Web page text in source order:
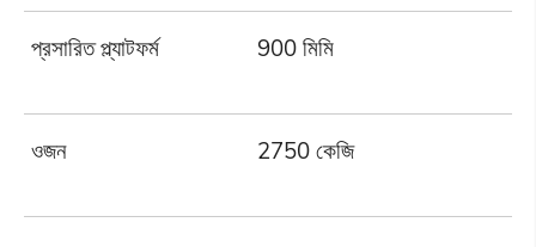
প্রসারিত প্ল্যাটফর্ম 900 মিমি
ওজন 2750 কেজি